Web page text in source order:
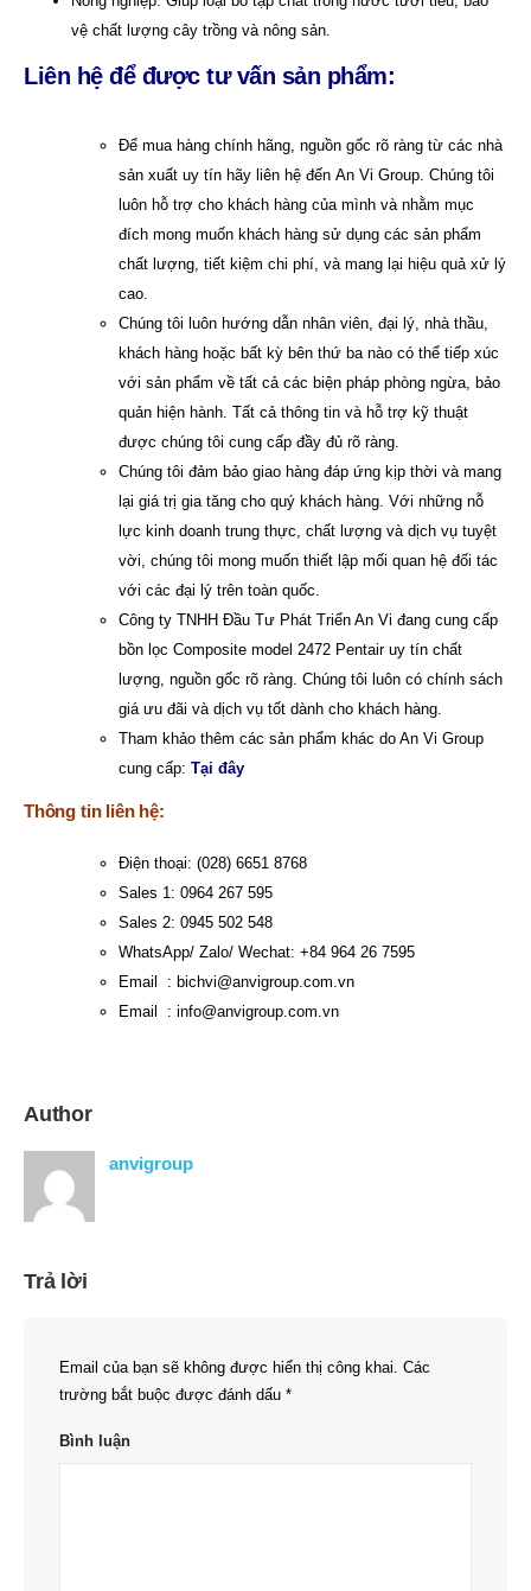
vệ chất lượng cây trồng và nông sản.
Liên hệ để được tư vấn sản phẩm:
Để mua hàng chính hãng, nguồn gốc rõ ràng từ các nhà
sản xuất uy tín hãy liên hệ đến An Vi Group Chúng tôi
luôn hỗ trợ cho khách hàng của mình và nhằm mục
đích mong muốn khách hàng sử dụng các sản phẩm
chất lượng, tiết kiệm chi phí, và mang lại hiệu quả xử lý
cao.
Chúng tôi luôn hướng dẫn nhân viên, đại lý, nhà thầu,
khách hàng hoặc bất kỳ bên thứ ba nào có thể tiếp xúc
với sản phẩm về tất cả các biện pháp phòng ngừa, bảo
quản hiện hành. Tất cả thông tin và hỗ trợ kỹ thuật
được chúng tôi cung cấp đầy đủ rõ ràng.
Chúng tôi đảm bảo giao hàng đáp ứng kịp thời và mang
lại giá trị gia tăng cho quý khách hàng. Với những nỗ
lực kinh doanh trung thực, chất lượng và dịch vụ tuyệt
vời, chúng tôi mong muốn thiết lập mối quan hệ đối tác
với các đại lý trên toàn quốc.
Công ty TNHH Đầu Tư Phát Triển An Vi đang cung cấp
bồn lọc Composite model 2472 Pentair uy tín chất
lượng, nguồn gốc rõ ràng. Chúng tôi luôn có chính sách
giá ưu đãi và dịch vụ tốt dành cho khách hàng.
Tham khảo thêm các sản phẩm khác do An Vi Group
cung cấp: Tại đây
Thông tin liên hệ:
Điện thoại: (028) 6651 8768
Sales 1: 0964 267 595
Sales 2: 0945 502 548
WhatsApp/ Zalo/ Wechat: +84 964 26 7595
Email : bichvi@anvigroup.com.vn
Email : info@anvigroup.com.vn
Author
anvigroup
Trả lời
Email của bạn sẽ không được hiển thị công khai. Các
trường bắt buộc được đánh dấu *
Bình luận